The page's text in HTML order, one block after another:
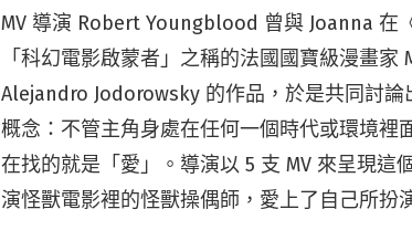
MV 導演 Robert Youngblood 曾與 Joanna 在
「科幻電影啟蒙者」之稱的法國國寶級漫畫
Alejandro Jodorowsky 的作品，於是共同討
概念：不管主角身處在任何一個時代或環境
在找的就是「愛」。導演以 5 支 MV 來呈現這
演怪獸電影裡的怪獸操偶師，愛上了自己所扮